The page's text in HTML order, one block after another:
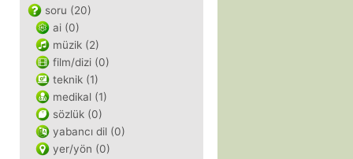
soru (20)
ai (0)
müzik (2)
film/dizi (0)
teknik (1)
medikal (1)
sözlük (0)
yabancı dil (0)
yer/yön (0)